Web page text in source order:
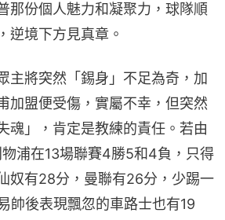
份個人魅力和凝聚力，球隊順
逆境下方見真章。
主將突然「錫身」不足為奇，加
加盟便受傷，實屬不幸，但突然
魂」，肯定是教練的責任。若由
浦在13場聯賽4勝5和4負，只得
奴有28分，曼聯有26分，少踢一
帥後表現飄忽的車路士也有19